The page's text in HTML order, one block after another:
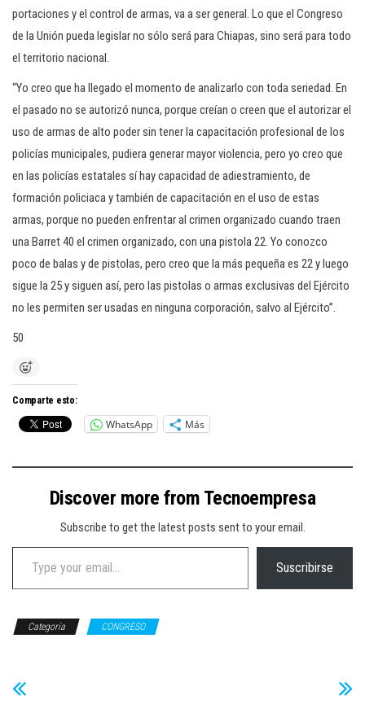
portaciones y el control de armas, va a ser general. Lo que el Congreso
de la Unión pueda legislar no sólo será para Chiapas, sino será para todo
el territorio nacional.
“Yo creo que ha llegado el momento de analizarlo con toda seriedad. En
el pasado no se autorizó nunca, porque creían o creen que el autorizar el
uso de armas de alto poder sin tener la capacitación profesional de los
policías municipales, pudiera generar mayor violencia, pero yo creo que
en las policías estatales sí hay capacidad de adiestramiento, de
formación policiaca y también de capacitación en el uso de estas
armas, porque no pueden enfrentar al crimen organizado cuando traen
una Barret 40 el crimen organizado, con una pistola 22. Yo conozco
poco de balas y de pistolas, pero creo que la más pequeña es 22 y luego
sigue la 25 y siguen así, pero las pistolas o armas exclusivas del Ejército
no les permiten ser usadas en ninguna corporación, salvo al Ejército”.
50
Comparte esto:
WhatsApp Más
Discover more from Tecnoempresa
Subscribe to get the latest posts sent to your email.
Type your email…
Suscribirse
Categoría CONGRESO